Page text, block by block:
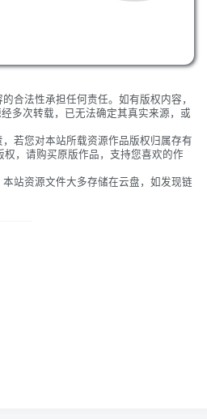
合法性承担任何责任。如有版权内容，
多次转载，已无法确定其真实来源，或
若您对本站所载资源作品版权归属存有
，请购买原版作品，支持您喜欢的作
站资源文件大多存储在云盘，如发现链